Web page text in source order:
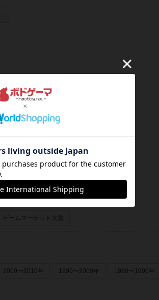
ベンデッタ（Vendetta）
ゲームマーケット大賞
2000〜2010年 1990〜2000年 1980〜1990年